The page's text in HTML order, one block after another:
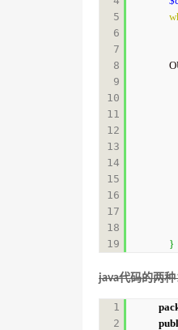
5
6
7
8
9
10
11
12
13
14
15
16
17
18
}
java代码的两种
1
2